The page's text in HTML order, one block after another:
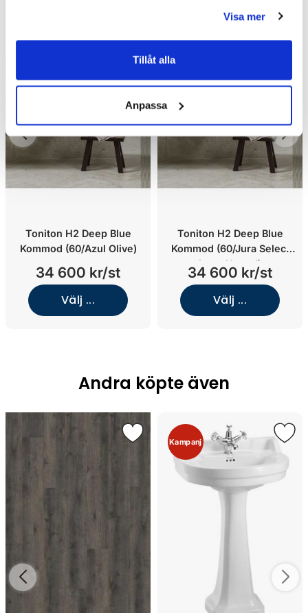
Visa mer
Tillåt alla
Anpassa
Toniton H2 Deep Blue
Kommod (60/Azul Olive)
34 600 kr/st
Välj ...
Toniton H2 Deep Blue
Kommod (60/Jura Select
Ivory Honed)
34 600 kr/st
Välj ...
Andra köpte även
Kampanj